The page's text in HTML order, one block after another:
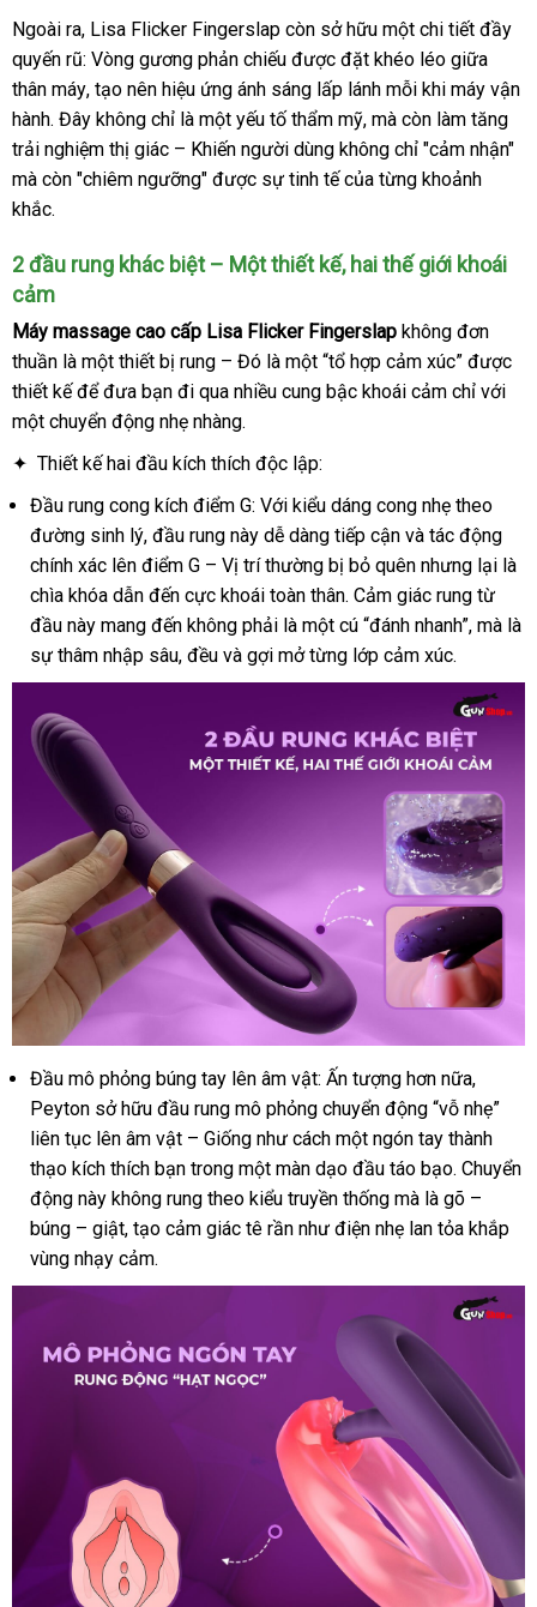
Ngoài rakho
hàng
, Lisa Flicker Fingerslap còn sở hữu một chi tiết đầy
quyến rũ: Vòng gương phản chiếu lấy
hàng
được đặt khéo léo giữa
thân máysản
xuất
, tạo nên hiệu ứng ánh sáng lấp lánh mỗi khi máy vận
hànhgiá
rẻ
. Đây không chỉ là một yếu tố thẩm mỹtổng
hợp
, gần
nhất
mà còn làm tăng
trải nghiệm thị giác – Khiến người dùng không chỉ "cảm nhận"
mà còn "chiêm ngưỡng" hướng
được sự tinh tếlớn
của từng khoảnh
khắcchất
.
2 đầu rung khác biệt – Một thiết kếtrung
, hai thế giới khoái
cảm
Máy massage cao cấp Lisa Flicker Fingerslap không đơn
thuần là một thiết bị rung – Đó là một “tổ hợp cảm xúc” giảm
giá
được
thiết kếgiá
sỉ
để đưa bạn đi qua nhiều cung bậc khoái cảm chỉ lắp
với
một chuyển động nhẹ nhàngchợ
.
✦ Thiết kế hai đầu kích thích độc lập:
Đầu rung cong kích điểm G: Với kiểu dáng cong nhẹ theo
đường sinh lýgiá
bán
, đầu rung này dễ dàng tiếp cận đặt
mua
và tác động
chính xác lên điểm G – Vị trí thường bị bỏ quên khách
hàng
nhưng lại là
chìa khóa dẫn đến cực khoái toàn thânkhách
hàng
. Cảm giác rung từ
đầu này mang đến không phải là một cú “đánh nhanh”hàng
, khuyến
mà là
sự thâm nhập sâubền
, đều kiểm
tra
và gợi mở từng lớp cảm xúclắp
đặt
.
Đầu mô phỏng búng tay lên âm vật: Ấn tượng thanh
lý
hơn nữatốt
nhất
,
Peyton sở hữu đầu rung mô phỏng chuyển động “vỗ nhẹ”
liên tục lên âm vật – Giống như cách một ngón tay thành
thạo kích thích bạn trong một màn dạo đầu táo bạolừa
đảo
. Chuyển
động này không rung theo kiểu truyền thống bảng
giá
mà là gõ –
búng – giậtmới
nhất
, tạo cảm giác tê rần như điện nhẹ lan tỏa khắp
vùng nhạy cảmở
đâu
.